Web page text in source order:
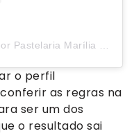
Uma publicação compartilhada por Pastelaria Marília de Dirceu (@pastelariamariliadedirceu)
o perfil
as regras na
ser um dos
o resultado sai